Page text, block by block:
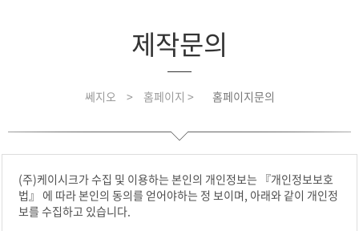
제작문의
쎄지오 > 홈페이지 > 홈페이지문의
(주)케이시크가 수집 및 이용하는 본인의 개인정보는 『개인정보보호
법』 에 따라 본인의 동의를 얻어야하는 정 보이며, 아래와 같이 개인정
보를 수집하고 있습니다.